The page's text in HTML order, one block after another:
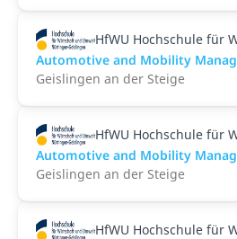
HfWU Hochschule für
Automotive and Mobility
Geislingen an der Steige
HfWU Hochschule für
Automotive and Mobility
Geislingen an der Steige
HfWU Hochschule für